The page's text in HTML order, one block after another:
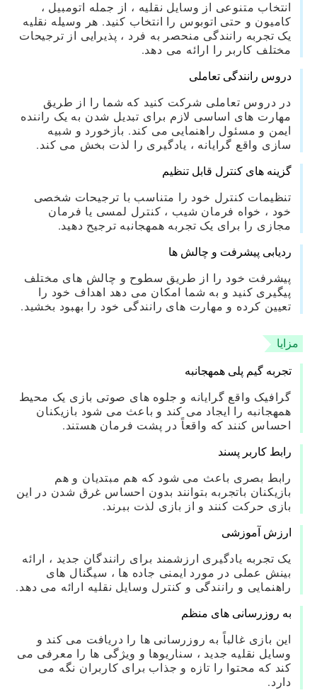
انتخاب متنوعی از وسایل نقلیه ، از جمله اتومبیل ،
کامیون و حتی اتوبوس را انتخاب کنید. هر وسیله نقلیه
یک تجربه رانندگی منحصر به فرد ، پذیرایی از ترجیحات
مختلف کاربر را ارائه می دهد.
دروس رانندگی تعاملی
در دروس تعاملی شرکت کنید که شما را از طریق
مهارت های اساسی لازم برای تبدیل شدن به یک راننده
ایمن و مسئول راهنمایی می کند. بازخورد و شبیه
سازی واقع گرایانه ، یادگیری را لذت بخش می کند.
گزینه های کنترل قابل تنظیم
تنظیمات کنترل خود را متناسب با ترجیحات شخصی
خود ، خواه فرمان شیب ، کنترل لمسی یا فرمان
مجازی را برای یک تجربه همهجانبه ترجیح دهید.
ردیابی پیشرفت و چالش ها
پیشرفت خود را از طریق سطوح و چالش های مختلف
پیگیری کنید و به شما امکان می دهد اهداف خود را
تعیین کرده و مهارت های رانندگی خود را بهبود بخشید.
مزایا
تجربه گیم پلی همهجانبه
گرافیک واقع گرایانه و جلوه های صوتی بازی یک محیط
همهجانبه را ایجاد می کند و باعث می شود بازیکنان
احساس کنند که واقعاً در پشت فرمان هستند.
رابط کاربر پسند
رابط بصری باعث می شود که هم مبتدیان و هم
بازیکنان باتجربه بتوانند بدون احساس غرق شدن در این
بازی حرکت کنند و از بازی لذت ببرند.
ارزش آموزشی
یک تجربه یادگیری ارزشمند برای رانندگان جدید ، ارائه
بینش عملی در مورد ایمنی جاده ها ، سیگنال های
راهنمایی و رانندگی و کنترل وسایل نقلیه ارائه می دهد.
به روزرسانی های منظم
این بازی غالباً به روزرسانی ها را دریافت می کند و
وسایل نقلیه جدید ، سناریوها و ویژگی ها را معرفی می
کند که محتوا را تازه و جذاب برای کاربران نگه می
دارد.